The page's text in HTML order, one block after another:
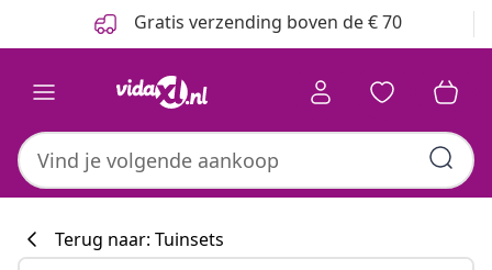
Gratis verzending boven de € 70
Terug naar: Tuinsets